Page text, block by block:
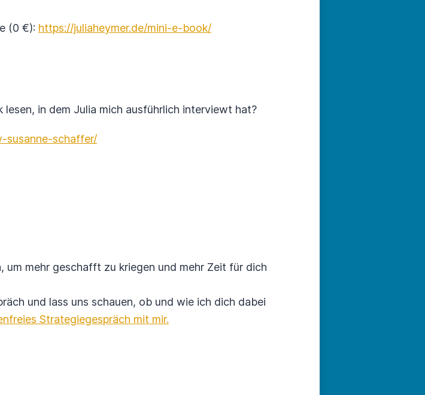
(0 €): https://juliaheymer.de/mini-e-book/
in dem Julia mich ausführlich interviewt hat?
susanne-schaffer/
um mehr geschafft zu kriegen und mehr Zeit für dich
und lass uns schauen, ob und wie ich dich dabei
Strategiegespräch mit mir.